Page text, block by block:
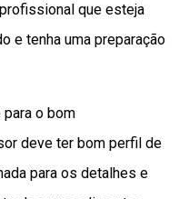
que esteja
e tenha uma preparação
o bom
deve ter bom perfil de
para os detalhes e